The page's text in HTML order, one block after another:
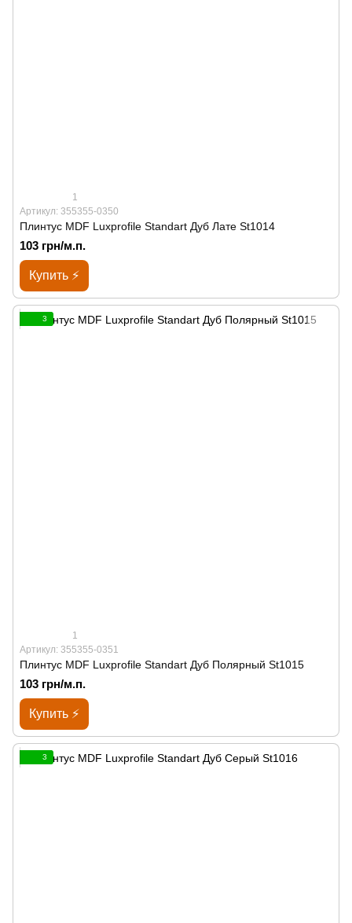
1
Артикул: 355355-0350
Плинтус MDF Luxprofile Standart Дуб Лате St1014
103 грн/м.п.
Купить ⚡
3
1
Артикул: 355355-0351
Плинтус MDF Luxprofile Standart Дуб Полярный St1015
103 грн/м.п.
Купить ⚡
3